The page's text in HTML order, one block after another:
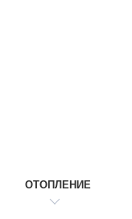
ОТОПЛЕНИЕ